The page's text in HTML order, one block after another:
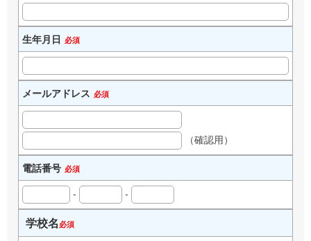
生年月日 必須
メールアドレス 必須
（確認用）
電話番号 必須
- -
学校名必須